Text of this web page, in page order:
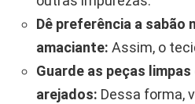
Dê preferência a sabão
amaciante: Assim, o
Guarde as peças
arejados: Dessa forma,